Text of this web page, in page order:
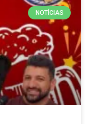
NOTÍCIAS